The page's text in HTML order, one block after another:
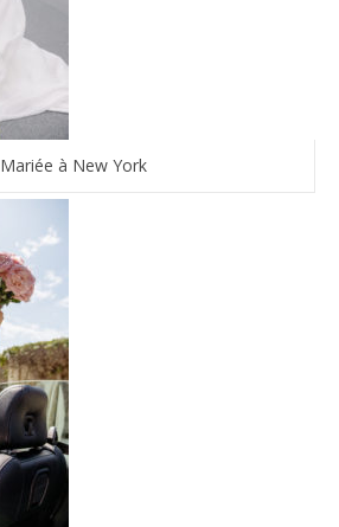
Mariée à New York